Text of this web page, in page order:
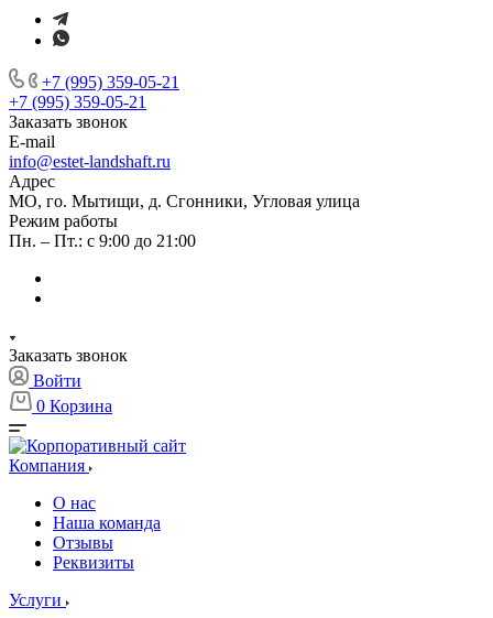
+7 (995) 359-05-21
+7 (995) 359-05-21
Заказать звонок
E-mail
info@estet-landshaft.ru
Адрес
МО, го. Мытищи, д. Сгонники, Угловая улица
Режим работы
Пн. – Пт.: с 9:00 до 21:00
Заказать звонок
Войти
0 Корзина
Компания
О нас
Наша команда
Отзывы
Реквизиты
Услуги